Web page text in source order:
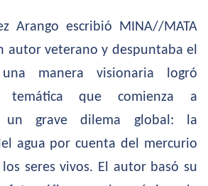
Arango escribió MINA//MATA
autor veterano y despuntaba el
manera visionaria logró
temática que comienza a
un grave dilema global: la
agua por cuenta del mercurio
seres vivos. El autor basó su